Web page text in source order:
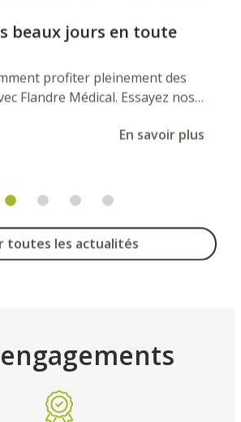
beaux jours en toute
profiter pleinement des
Flandre Médical. Essayez nos
En savoir plus
toutes les actualités